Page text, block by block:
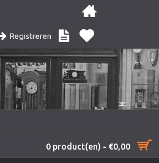
Registreren
0 product(en) - €0,00